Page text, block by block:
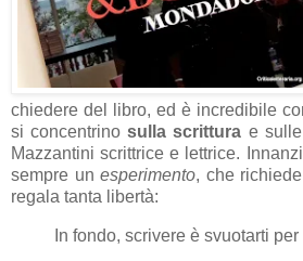
chiedere del libro, ed è incredibile
si concentrinosulla scrittura e sulle
Mazzantini scrittrice e lettrice.
sempre un esperimento, che
regala tanta libertà:
In fondo, scrivere è svuotarti